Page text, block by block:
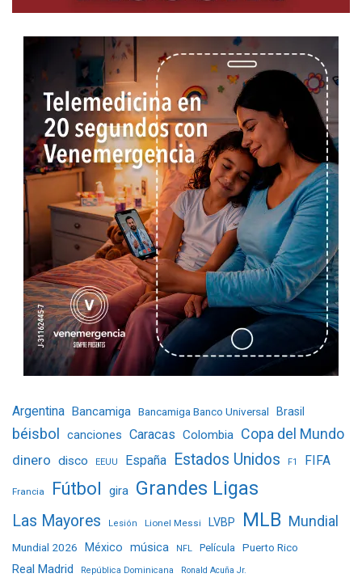
Argentina Bancamiga Bancamiga Banco Universal Brasil
béisbol canciones Caracas Colombia Copa del Mundo
dinero disco EEUU España Estados Unidos F1 FIFA
Francia Fútbol gira Grandes Ligas
Las Mayores Lesión Lionel Messi LVBP MLB Mundial
Mundial 2026 México música NFL Película Puerto Rico
Real Madrid República Dominicana Ronald Acuña Jr.